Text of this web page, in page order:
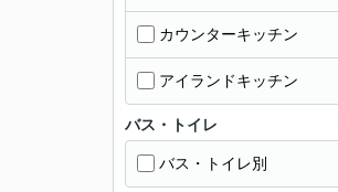
カウンターキッチン
アイランドキッチン
バス・トイレ
バス・トイレ別